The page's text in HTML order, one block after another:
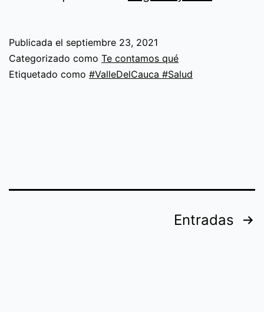
Publicada el septiembre 23, 2021
Categorizado como Te contamos qué
Etiquetado como #ValleDelCauca #Salud
Entradas